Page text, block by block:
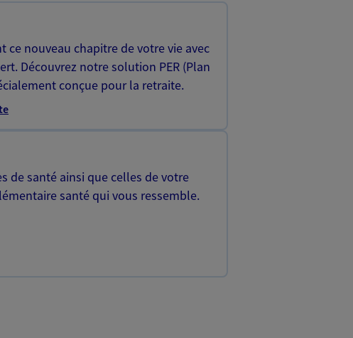
ce nouveau chapitre de votre vie avec
Découvrez notre solution PER (Plan
conçue pour la retraite.
de santé ainsi que celles de votre
santé qui vous ressemble.